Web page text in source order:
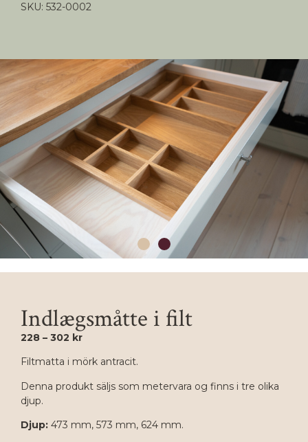
SKU: 532-0002
Indlægsmåtte i filt
228 – 302 kr
Filtmatta i mörk antracit.
Denna produkt säljs som metervara og finns i tre olika
djup.
Djup: 473 mm, 573 mm, 624 mm.